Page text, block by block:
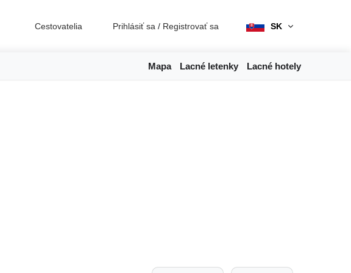
Cestovatelia Prihlásiť sa / Registrovať sa SK
Mapa Lacné letenky Lacné hotely